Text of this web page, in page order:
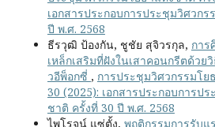
เอกสารประกอบการประชุมวิศวก
ปี พ.ศ. 2568
ธีรวุฒิ ป้องกัน, ชูชัย สุจิวรกุล, การ
เหล็กเสริมที่ฝังในเสาคอนกรีตด้วย
วอีพ็อกซี่ , การประชุมวิศวกรรมโ
30 (2025): เอกสารประกอบการป
ชาติ ครั้งที่ 30 ปี พ.ศ. 2568
ไพโรจน์ แซ่ตั้ง, พฤติกรรมการรับแ